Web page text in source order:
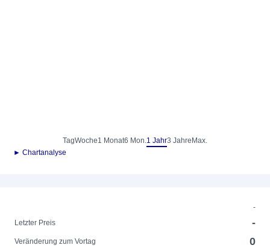
TagWoche1 Monat6 Mon.1 Jahr3 Jahre Max.
► Chartanalyse
-
Letzter Preis
-
Veränderung zum Vortag 0